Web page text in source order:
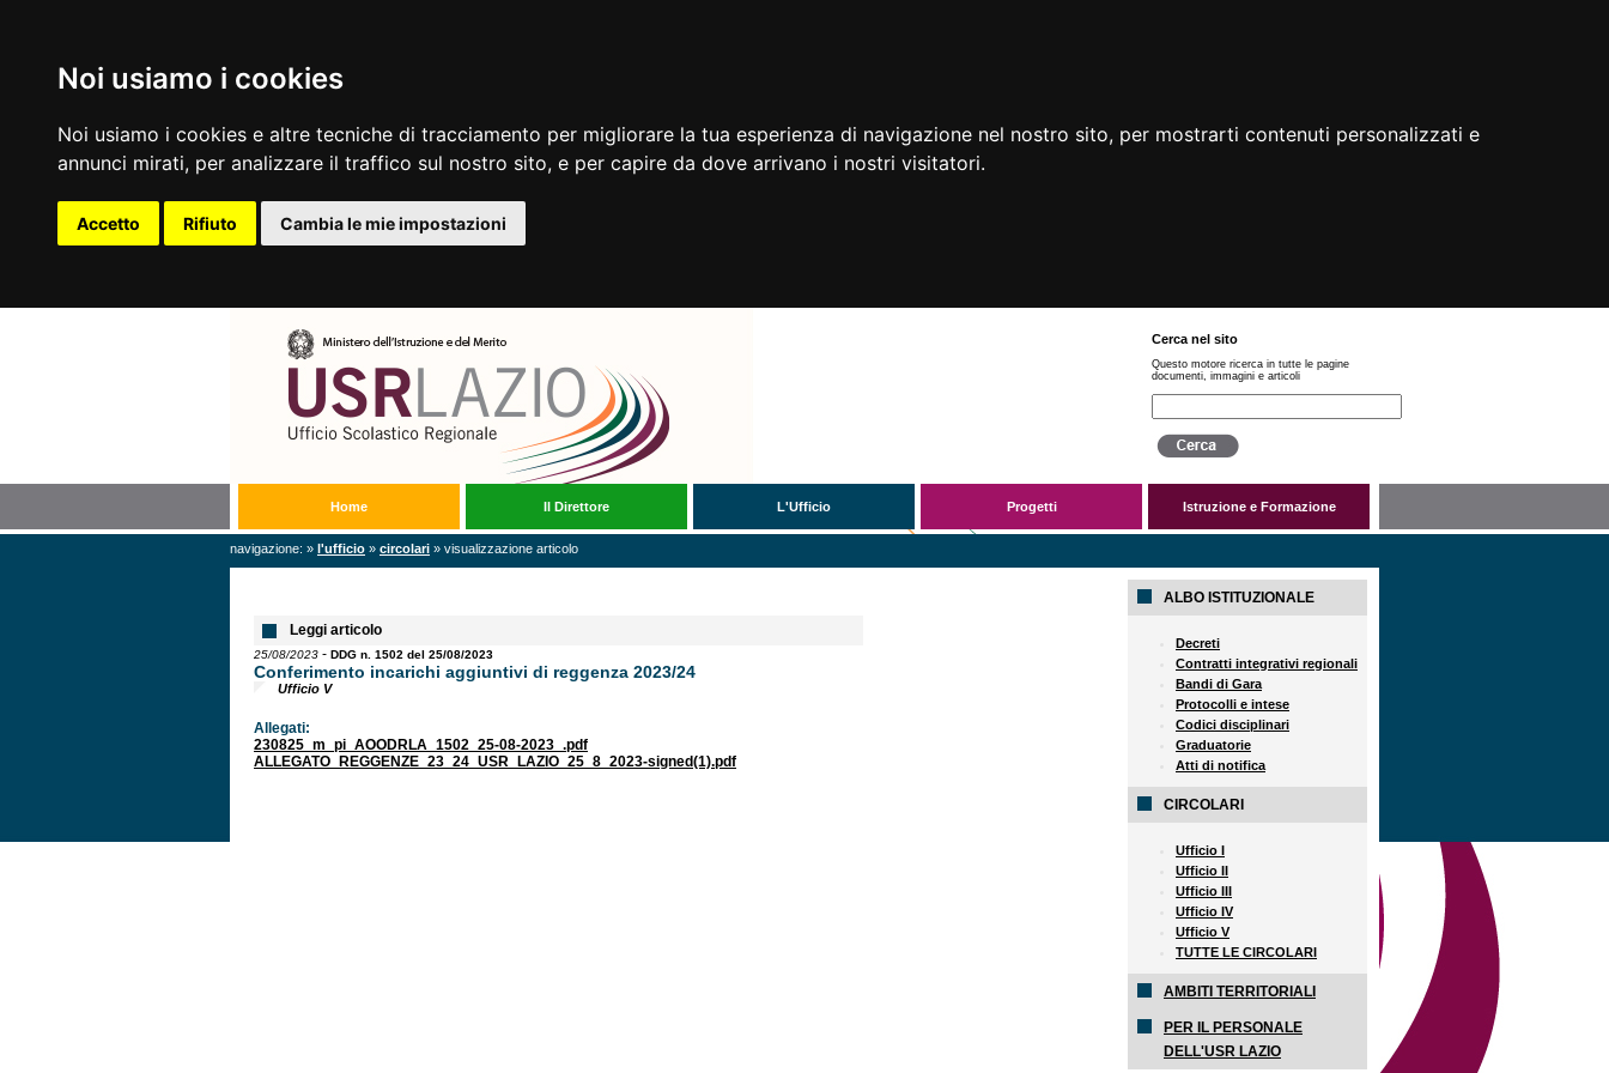
Noi usiamo i cookies
Noi usiamo i cookies e altre tecniche di tracciamento per migliorare la tua esperienza di navigazione nel nostro sito, per mostrarti contenuti personalizzati e
annunci mirati, per analizzare il traffico sul nostro sito, e per capire da dove arrivano i nostri visitatori.
Accetto Rifiuto Cambia le mie impostazioni
Cerca nel sito
Questo motore ricerca in tutte le pagine
documenti, immagini e articoli
Home Il Direttore L'Ufficio Progetti Istruzione e Formazione
navigazione: » l'ufficio » circolari » visualizzazione articolo
Leggi articolo
25/08/2023 - DDG n. 1502 del 25/08/2023
Conferimento incarichi aggiuntivi di reggenza 2023/24
Ufficio V
Allegati:
230825_m_pi_AOODRLA_1502_25-08-2023_.pdf
ALLEGATO_REGGENZE_23_24_USR_LAZIO_25_8_2023-signed(1).pdf
ALBO ISTITUZIONALE
Decreti
Contratti integrativi regionali
Bandi di Gara
Protocolli e intese
Codici disciplinari
Graduatorie
Atti di notifica
CIRCOLARI
Ufficio I
Ufficio II
Ufficio III
Ufficio IV
Ufficio V
TUTTE LE CIRCOLARI
AMBITI TERRITORIALI
PER IL PERSONALE
DELL'USR LAZIO